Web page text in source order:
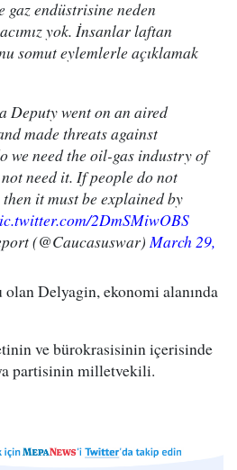
gaz endüstrisine neden
yok. İnsanlar laftan
somut eylemlerle açıklamak
Deputy went on an aired
made threats against
we need the oil-gas industry of
need it. If people do not
it must be explained by
2DmSMiwOBS
(@Caucasuswar)March 29,
Delyagin, ekonomi alanında
ve bürokrasisinin içerisinde
partisinin milletvekili.